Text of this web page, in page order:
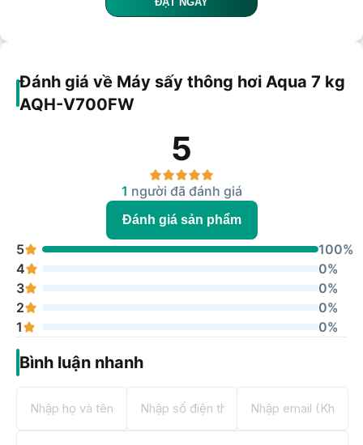
Đánh giá về Máy sấy thông hơi Aqua 7 kg
AQH-V700FW
5
1 người đã đánh giá
Đánh giá sản phẩm
5
100%
4
0%
3
0%
2
0%
1
0%
Bình luận nhanh